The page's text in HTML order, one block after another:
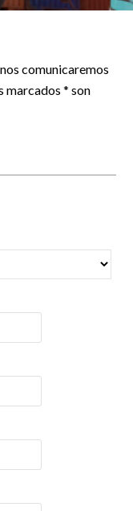
comunicaremos
marcados * son